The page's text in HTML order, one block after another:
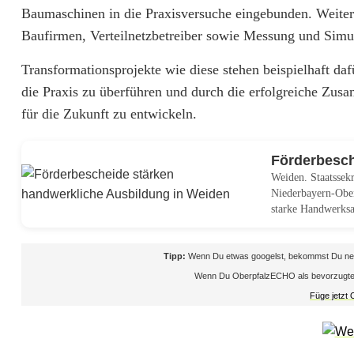
m
b
H
a
s
F
Baumaschinen in die Praxisversuche eingebunden.
Baufirmen, Verteilnetzbetreiber sowie Messung und
Transformationsprojekte wie diese stehen beispielhaft
die Praxis zu überführen und durch die erfolgreiche
für die Zukunft zu entwickeln.
Weiden.
Niederbayern-
starke
Tipp: Wenn Du etwas googelst, bekommst Du
Wenn Du OberpfalzECHO als
Füge jetzt